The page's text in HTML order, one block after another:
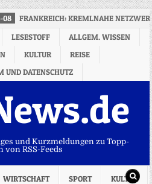
08
FRANKREICH: KREMLNAHE
LESESTOFF
ALLGEM. WISSEN
KULTUR
REISE
UND DATENSCHUTZ
und Kurzmeldungen zu Topp-
von RSS-Feeds
WIRTSCHAFT SPORT KULTUR